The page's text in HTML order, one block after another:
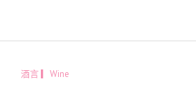
酒言 ▎Wine